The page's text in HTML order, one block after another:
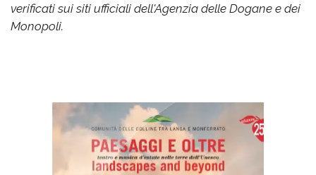
verificati sui siti ufficiali dell'Agenzia delle Dogane e dei
Monopoli.